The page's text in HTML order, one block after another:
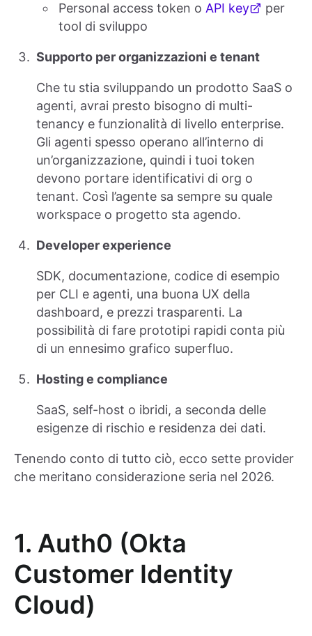
Personal access token o API key
per
tool di sviluppo
Supporto per organizzazioni e tenant
Che tu stia sviluppando un prodotto SaaS o
agenti, avrai presto bisogno di multi-
tenancy e funzionalità di livello enterprise.
Gli agenti spesso operano all’interno di
un’organizzazione, quindi i tuoi token
devono portare identificativi di org o
tenant. Così l’agente sa sempre su quale
workspace o progetto sta agendo.
Developer experience
SDK, documentazione, codice di esempio
per CLI e agenti, una buona UX della
dashboard, e prezzi trasparenti. La
possibilità di fare prototipi rapidi conta più
di un ennesimo grafico superfluo.
Hosting e compliance
SaaS, self-host o ibridi, a seconda delle
esigenze di rischio e residenza dei dati.
Tenendo conto di tutto ciò, ecco sette provider
che meritano considerazione seria nel 2026.
1. Auth0 (Okta
Customer Identity
Cloud)